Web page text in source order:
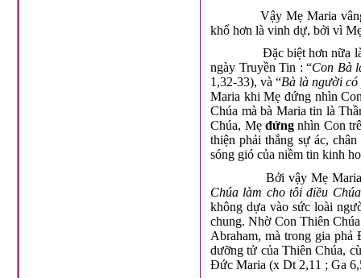
Vậy Mẹ Maria
khổ hơn là vinh dự, bởi vì
Đặc biệt hơn nữa
ngày Truyền Tin : “Con Bà
1,32-33), và “Bà là người
Maria khi Mẹ đứng nhìn
Chúa mà bà Maria tin là
Chúa, Mẹ đứng nhìn Con
thiện phải thắng sự ác,
sóng gió của niềm tin kinh
Bởi vậy Mẹ Maria
Chúa làm cho tôi điều
không dựa vào sức loài
chung. Nhờ Con Thiên
Abraham, mà trong gia phả
dưỡng tử của Thiên Chúa,
Đức Maria (x Dt 2,11 ; Ga